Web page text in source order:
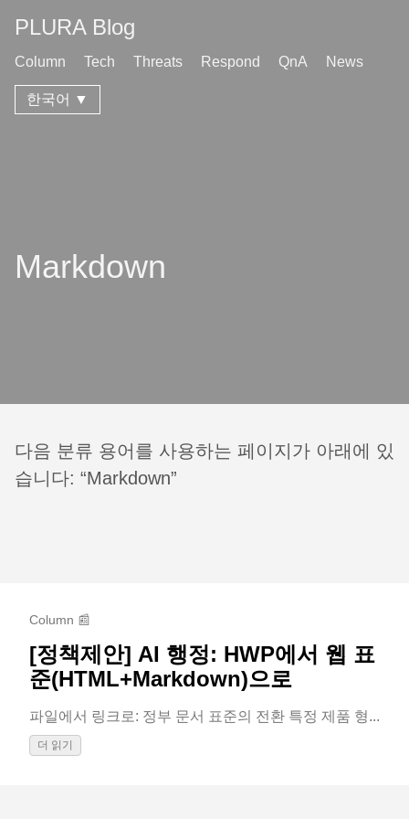
PLURA Blog
Column Tech Threats Respond QnA News
한국어 ▼
Markdown
다음 분류 용어를 사용하는 페이지가 아래에 있
습니다: “Markdown”
Column 📰
[정책제안] AI 행정: HWP에서 웹 표
준(HTML+Markdown)으로
파일에서 링크로: 정부 문서 표준의 전환 특정 제품 형...
더 읽기